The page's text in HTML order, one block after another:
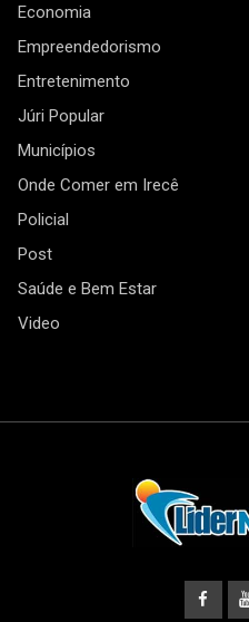
Economia
Empreendedorismo
Entretenimento
Júri Popular
Municípios
Onde Comer em Irecê
Policial
Post
Saúde e Bem Estar
Video